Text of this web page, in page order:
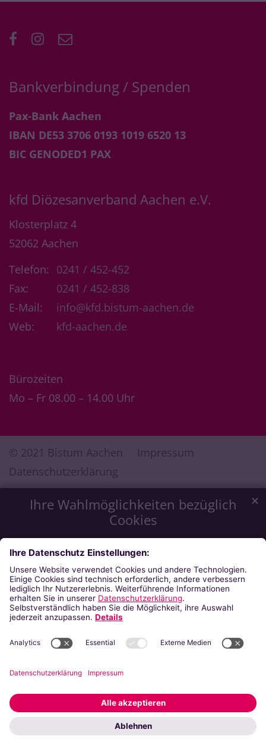
Ihre Wahlmöglichkeiten bezüglich
Cookies
Wir möchten Ihnen ein optimales Webseiten-Erlebnis zu
bieten. Dazu verwenden wir Cookies, die für das
Funktionieren unserer Website notwendig sind. Mit Ihrer
Zustimmung verwenden wir auch Cookies, die zur Anzeige
externer Inhalte oder zu anonymen Statistikzwecken genutzt
werden. Sie können selbst entscheiden, welche Kategorien
Sie zulassen möchten. Bitte beachten Sie, dass auf Basis Ihrer
Einstellungen womöglich nicht mehr alle Funktionalitäten der
in unsererDatenschutzerklärung .
Externe Inhalte
✕
Datenschutzerklärung
Bankverbindung / Spenden
Pax-Bank Aachen
IBAN DE53 3706 0193 1019 6520 13
BIC GENODED1 PAX
kfd Diözesanverband Aachen e.V.
Klosterplatz 4
52062 Aachen
Telefon: 0241 / 452-452
Fax:
0241 / 452-838
E-Mail:
info@kfd.bistum-aachen.de
Web:
kfd-aachen.de
Bürozeiten
Mo – Fr 08.00 – 14.00 Uhr
© 2021 Bistum Aachen
Impressum
Datenschutzerklärung